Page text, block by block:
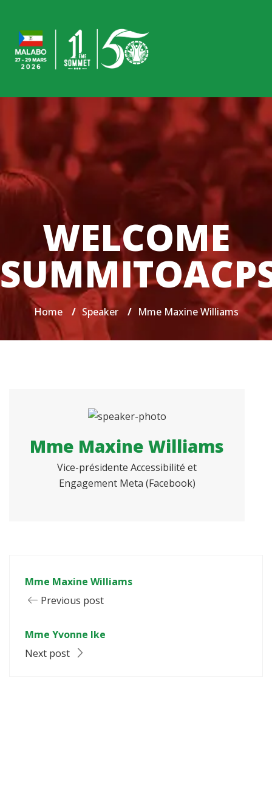
WELCOME
Home / Speaker / Mme Maxine Williams
Mme Maxine Williams
Vice-présidente Accessibilité et
Engagement Meta (Facebook)
Mme Maxine Williams
Previous post
Mme Yvonne Ike
Next post